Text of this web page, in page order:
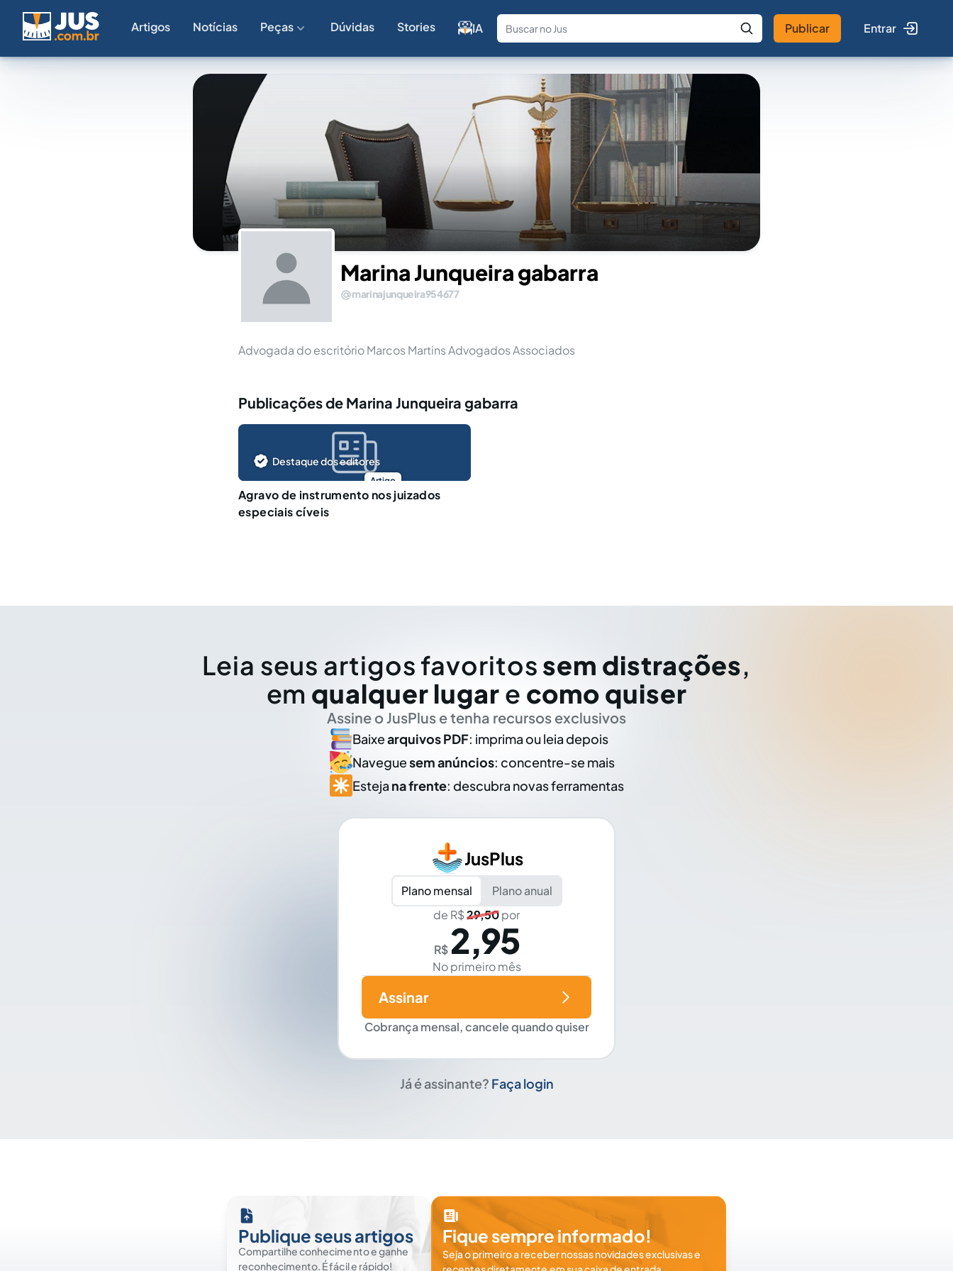
Artigos Notícias Peças Dúvidas Stories IA
Fale com a IA Buscar no Jus
Publicar Entrar
Marina Junqueira gabarra
marinajunqueira954677
Advogada do escritório Marcos Martins Advogados Associados
Publicações de Marina Junqueira gabarra
Artigo
Destaque dos editores
Agravo de instrumento nos juizados
especiais cíveis
Leia seus artigos favoritos sem distrações,
em qualquer lugar e como quiser
Assine o JusPlus e tenha recursos exclusivos
Baixearquivos PDF: imprima ou leia depois
Naveguesem anúncios: concentre-se mais
Esteja na frente: descubra novas ferramentas
JusPlus
Plano mensal
Plano anual
de R$29,50por
R$ 2,95
No primeiro mês
Cobrança mensal, cancele quando quiser
Assinar
Já é assinante? Faça login
Publique seus artigos
Compartilhe conhecimento e ganhe
reconhecimento. É fácil e rápido!
Fique sempre informado!
Seja o primeiro a receber nossas novidades exclusivas e